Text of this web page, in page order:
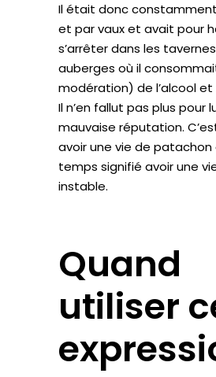
Il était donc
et par vaux et avait pour
s’arrêter dans les
auberges où il
modération) de l’alcool
Il n’en fallut pas plus pour
mauvaise réputation.
avoir une vie de
temps signifié avoir une
instable.
Quand
utiliser